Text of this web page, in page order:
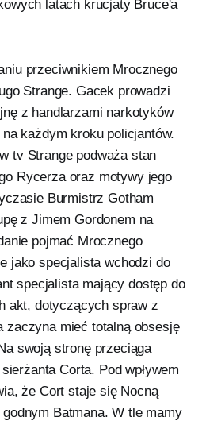
latach krucjaty Bruce'a
przeciwnikiem Mrocznego
Strange. Gacek prowadzi
z handlarzami narkotyków
każdym kroku policjantów.
tv Strange podważa stan
Rycerza oraz motywy jego
Burmistrz Gotham
z Jimem Gordonem na
pojmać Mrocznego
jako specjalista wchodzi do
specjalista mający dostęp do
akt, dotyczących spraw z
zaczyna mieć totalną obsesję
swoją stronę przeciąga
Corta. Pod wpływem
że Cort staje się Nocną
Batmana. W tle mamy